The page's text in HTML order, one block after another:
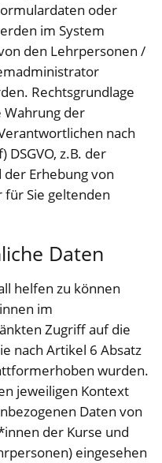
oder
im System
den Lehrpersonen /
Rechtsgrundlage
der
nach
DSGVO, z.B. der
Erhebung von
Sie geltenden
Daten
helfen zu können
im
Zugriff auf die
nach Artikel 6 Absatz
wurden.
jeweiligen Kontext
Daten von
der Kurse und
eingesehen